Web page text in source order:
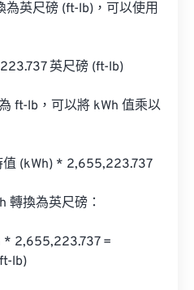
為英尺磅 (ft-lb)，可以使用
英尺磅 (ft-lb)
ft-lb，可以將 kWh 值乘以
(kWh) * 2,655,223.737
轉換為英尺磅：
* 2,655,223.737 =
lb)